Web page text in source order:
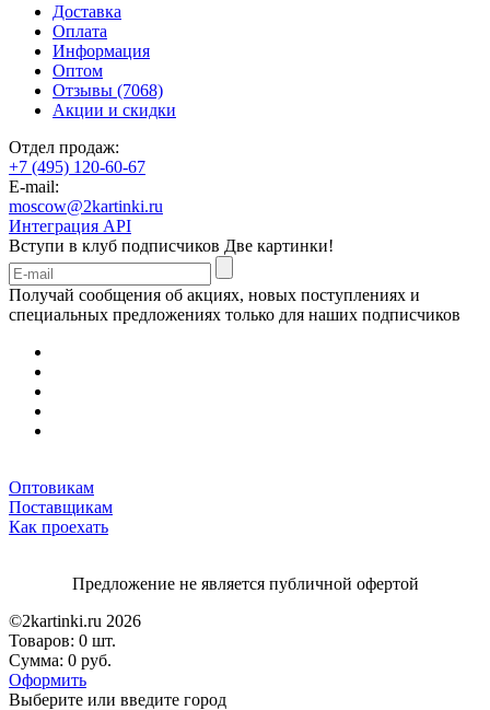
Доставка
Оплата
Информация
Оптом
Отзывы (7068)
Акции и скидки
Отдел продаж:
+7 (495) 120-60-67
E-mail:
moscow@2kartinki.ru
Интеграция API
Вступи в клуб подписчиков Две картинки!
Получай сообщения об акциях, новых поступлениях и
специальных предложениях только для наших подписчиков
Оптовикам
Поставщикам
Как проехать
Предложение не является публичной офертой
©2kartinki.ru 2026
Товаров: 0 шт.
Сумма: 0 руб.
Оформить
Выберите или введите город